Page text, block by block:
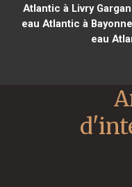
Atlantic à Livry
eau Atlantic à
eau